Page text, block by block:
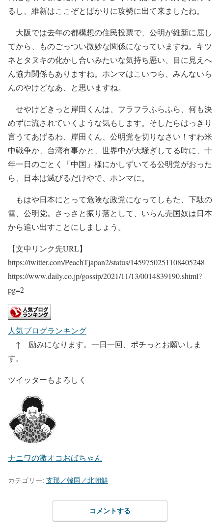
るし、維新はここぞとばかりに攻勢に出て来ましたね。
大阪では去年の都構想の住民投票で、公明が維新に屈し
てから、ものごっつい微妙な関係になっていますね。キツ
ネとタヌキの化かし合いみたいな気持ち悪い、目に見えへ
ん協力関係もありますね。ホンマはこいつら、みんないら
んのやけどなあ、と思いますね。
せやけどきっと岸田くんは、フラフラふらふら、何も決
めずに流されていくような気もします。そしたらはっきり
言うてあげるわ、岸田くん、公明党を切りなさい！すわ米
中戦争か、台湾有事かと、世界中が大騒ぎしてる時に、十
年一日のごとく「中国」様にかしずいてる公明党がおった
ら、日本は滅びるだけやで、ホンマに。
もはや日本にとって危険な政党になってしもた、下駄の
雪、公明党。さっさと振り落として、いらん売国奴は日本
から追い出すことにしましょう。
【文中リンク先URL】
https://twitter.com/PeachTjapan2/status/1459750251108405248
https://www.daily.co.jp/gossip/2021/11/13/0014839190.shtml?
pg=2
人気ブログランキング
↑ 励みになります。一日一回、ポチっとお願いしま
す。
ツイッターもよろしく
ナニワの激オコおばちゃん
カテゴリー: 支那／韓国／北朝鮮
コメントする